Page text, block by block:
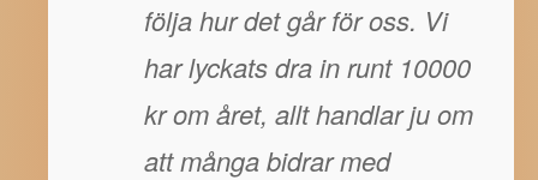
följa hur det går för oss. Vi
har lyckats dra in runt 10000
kr om året, allt handlar ju om
att många bidrar med